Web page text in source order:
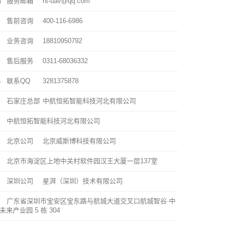
售前咨询 400-116-6986
业务咨询 18810950792
售后服务 0311-68036332
联系QQ 3281375878
石家庄总部 中航恒拓智能科技河北有限公司
中航恒拓智能科技河北有限公司
北京公司 北京威斯博科技有限公司
北京市海淀区上地中关村软件园汉王大厦一层137室
深圳公司 星湃（深圳）技术有限公司
广东省深圳市宝安区宝东路与航城大道交叉口航城智谷·中
来产业园 5 栋 304